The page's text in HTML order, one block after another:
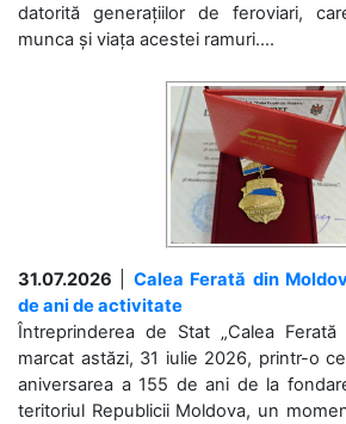
datorită generațiilor de feroviari,
munca și viața acestei ramuri....
31.07.2026
Calea Ferată din
de ani de activitate
Întreprinderea de Stat „Calea
marcat astăzi, 31 iulie 2026, printr-o
aniversarea a 155 de ani de la
teritoriul Republicii Moldova, un